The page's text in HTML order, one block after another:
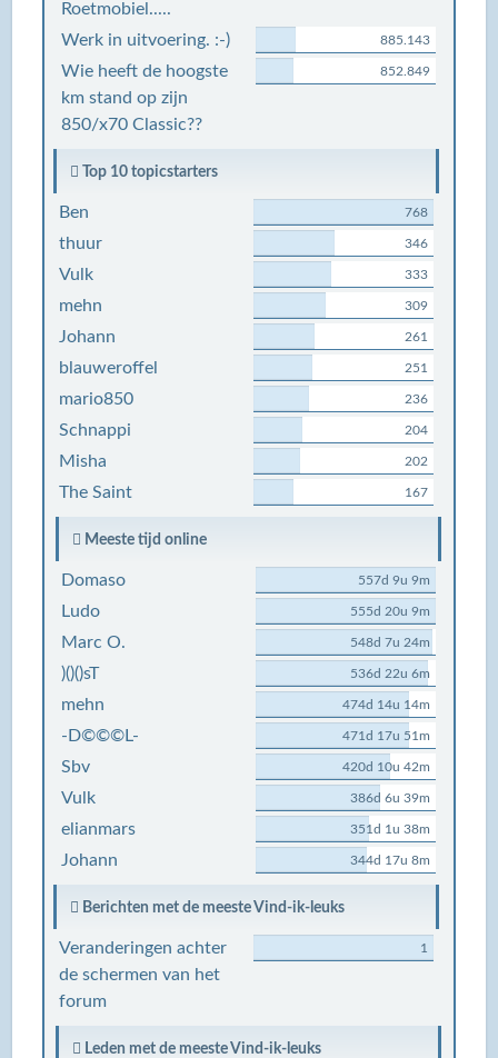
Roetmobiel.....
Werk in uitvoering. :-)
885.143
Wie heeft de hoogste
km stand op zijn
850/x70 Classic??
852.849
Top 10 topicstarters
Ben 768
thuur 346
Vulk 333
mehn 309
Johann 261
blauweroffel 251
mario850 236
Schnappi 204
Misha 202
The Saint 167
Meeste tijd online
Domaso 557d 9u 9m
Ludo 555d 20u 9m
Marc O. 548d 7u 24m
)()()sT 536d 22u 6m
mehn 474d 14u 14m
-D©©©L- 471d 17u 51m
Sbv 420d 10u 42m
Vulk 386d 6u 39m
elianmars 351d 1u 38m
Johann 344d 17u 8m
Berichten met de meeste Vind-ik-leuks
Veranderingen achter
de schermen van het
forum
1
Leden met de meeste Vind-ik-leuks